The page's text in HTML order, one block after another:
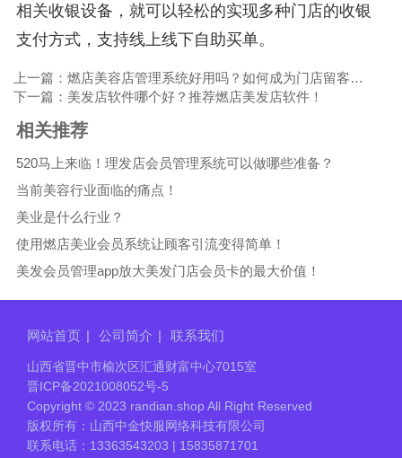
相关收银设备，就可以轻松的实现多种门店的收银
支付方式，支持线上线下自助买单。
上一篇：燃店美容店管理系统好用吗？如何成为门店留客利器？
下一篇：美发店软件哪个好？推荐燃店美发店软件！
相关推荐
520马上来临！理发店会员管理系统可以做哪些准备？
当前美容行业面临的痛点！
美业是什么行业？
使用燃店美业会员系统让顾客引流变得简单！
美发会员管理app放大美发门店会员卡的最大价值！
网站首页 | 公司简介 | 联系我们
山西省晋中市榆次区汇通财富中心7015室
晋ICP备2021008052号-5
Copyright © 2023 randian.shop All Right Reserved
版权所有：山西中金快服网络科技有限公司
联系电话：13363543203 | 15835871701